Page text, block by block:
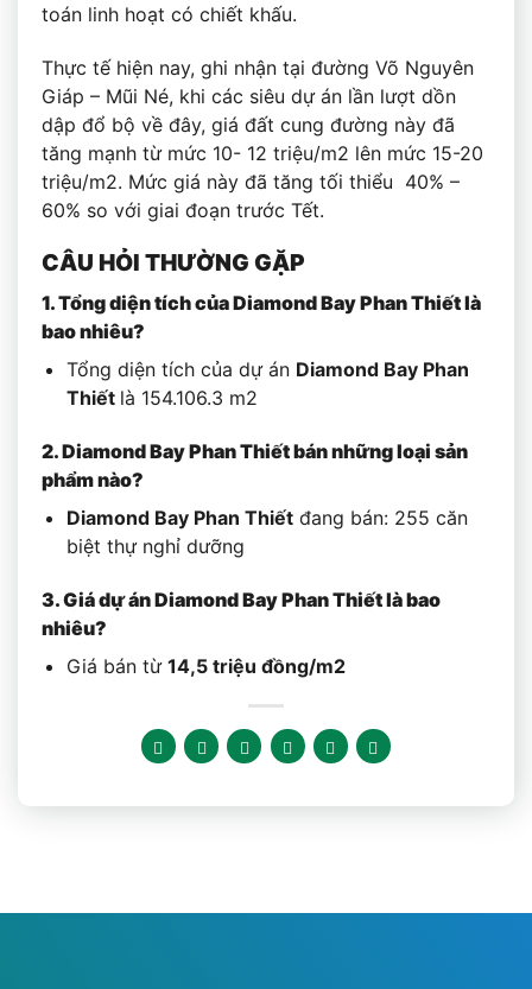
toán linh hoạt có chiết khấu.
Thực tế hiện nay, ghi nhận tại đường Võ Nguyên
Giáp – Mũi Né, khi các siêu dự án lần lượt dồn
dập đổ bộ về đây, giá đất cung đường này đã
tăng mạnh từ mức 10- 12 triệu/m2 lên mức 15-20
triệu/m2. Mức giá này đã tăng tối thiểu 40% –
60% so với giai đoạn trước Tết.
CÂU HỎI THƯỜNG GẶP
1. Tổng diện tích củaDiamond Bay Phan Thiếtlà
bao nhiêu?
Tổng diện tích của dự án Diamond Bay Phan
Thiết là 154.106.3 m2
2.Diamond Bay Phan Thiếtbán những loại sản
phẩm nào?
Diamond Bay Phan Thiếtđang bán: 255 căn
biệt thự nghỉ dưỡng
3. Giá dự ánDiamond Bay Phan Thiếtlàbao
nhiêu?
Giá bán từ 14,5 triệu đồng/m2